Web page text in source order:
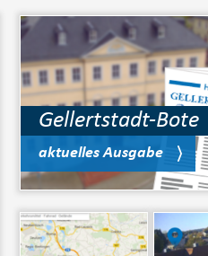
Gellertstadt-Bote
aktuelles Ausgabe